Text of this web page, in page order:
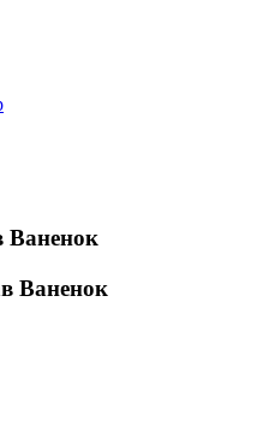
Ваненок